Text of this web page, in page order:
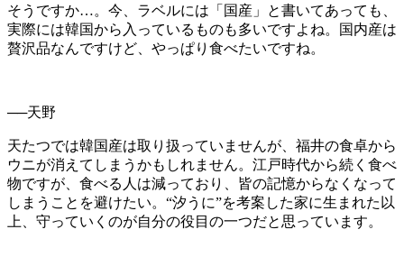
そうですか…。今、ラベルには「国産」と書いてあっても、
実際には韓国から入っているものも多いですよね。国内産は
贅沢品なんですけど、やっぱり食べたいですね。
──天野
天たつでは韓国産は取り扱っていませんが、福井の食卓から
ウニが消えてしまうかもしれません。江戸時代から続く食べ
物ですが、食べる人は減っており、皆の記憶からなくなって
しまうことを避けたい。 “汐うに”を考案した家に生まれた以
上、守っていくのが自分の役目の一つだと思っています。